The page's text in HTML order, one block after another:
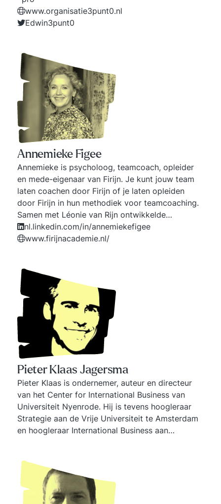
www.organisatie3punt0.nl
Edwin3punt0
Annemieke Figee
Annemieke is psycholoog, teamcoach, opleider
en mede-eigenaar van Firijn. Je kunt jouw team
laten coachen door Firijn of je laten opleiden
door Firijn in hun methodiek voor teamcoaching.
Samen met Léonie van Rijn ontwikkelde
Annemieke twee teamspellen: het spel der
ongeschreven regels & Olifant in de kamer. Ze
gevorderden. Teamcoaching: www.firijn.nl Ben je
leidinggevende of teamcoach en wil je opgeleid
worden voor Firijn? www.firijnacademie.nl
nl.linkedin.com/in/annemiekefigee
www.firijnacademie.nl/
Pieter Klaas Jagersma
Pieter Klaas is ondernemer, auteur en directeur
van het Center for International Business van
Universiteit Nyenrode. Hij is tevens hoogleraar
Strategie aan de Vrije Universiteit te Amsterdam
en hoogleraar International Business aan